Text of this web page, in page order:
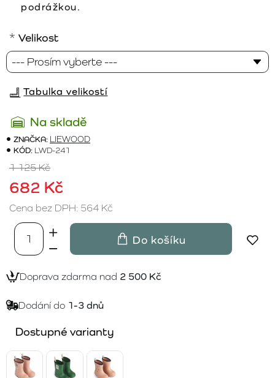
podrážkou.
Na skladě
ZNAČKA: LIEWOOD
KÓD: LWD-241
682 Kč
1 125 Kč
Cena bez DPH: 564 Kč
Velikost
Do košíku
Tabulka velikostí
Doprava zdarma nad 2 500 Kč
Dodání do 1-3 dnů
Dostupné varianty